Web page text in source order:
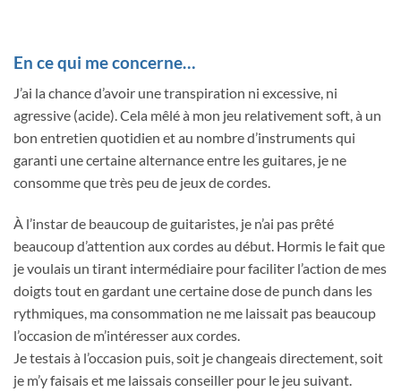
En ce qui me concerne…
J’ai la chance d’avoir une transpiration ni excessive, ni
agressive (acide). Cela mêlé à mon jeu relativement soft, à un
bon entretien quotidien et au nombre d’instruments qui
garanti une certaine alternance entre les guitares, je ne
consomme que très peu de jeux de cordes.
À l’instar de beaucoup de guitaristes, je n’ai pas prêté
beaucoup d’attention aux cordes au début. Hormis le fait que
je voulais un tirant intermédiaire pour faciliter l’action de mes
doigts tout en gardant une certaine dose de punch dans les
rythmiques, ma consommation ne me laissait pas beaucoup
l’occasion de m’intéresser aux cordes.
Je testais à l’occasion puis, soit je changeais directement, soit
je m’y faisais et me laissais conseiller pour le jeu suivant.